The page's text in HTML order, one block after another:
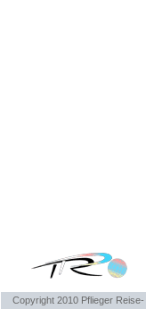
Copyright 2010 Pflieger